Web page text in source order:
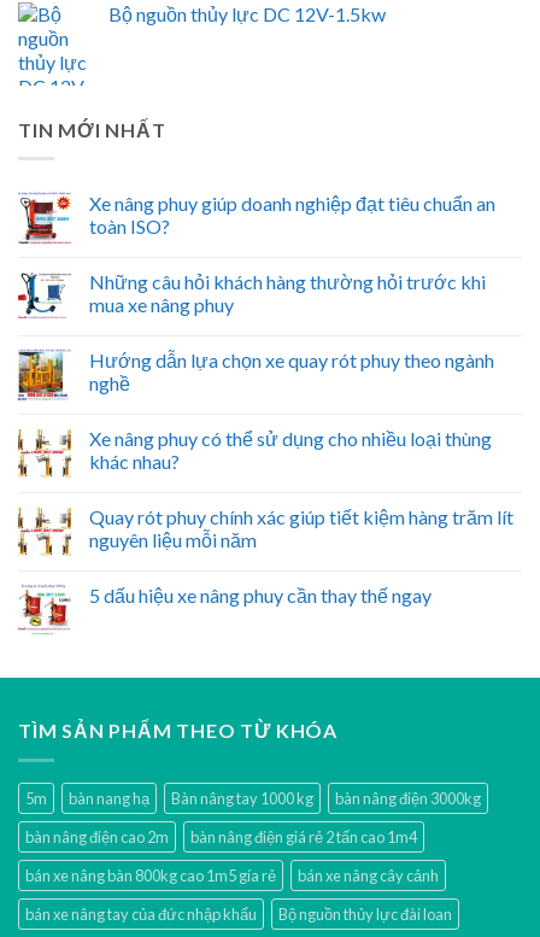
Bộ nguồn thủy lực DC 12V-1.5kw
TIN MỚI NHẤT
Xe nâng phuy giúp doanh nghiệp đạt tiêu chuẩn an
toàn ISO?
Những câu hỏi khách hàng thường hỏi trước khi
mua xe nâng phuy
Hướng dẫn lựa chọn xe quay rót phuy theo ngành
nghề
Xe nâng phuy có thể sử dụng cho nhiều loại thùng
khác nhau?
Quay rót phuy chính xác giúp tiết kiệm hàng trăm lít
nguyên liệu mỗi năm
5 dấu hiệu xe nâng phuy cần thay thế ngay
TÌM SẢN PHẨM THEO TỪ KHÓA
5m bàn nang hạ Bàn nâng tay 1000 kg
bàn nâng điện 3000kg
bàn nâng điện cao 2m
bàn nâng điện giá rẻ 2 tấn cao 1m4
bán xe nâng bàn 800kg cao 1m5 gía rẻ
bán xe nâng cây cảnh
bán xe nâng tay của đức nhập khẩu
Bộ nguồn thủy lực đài loan